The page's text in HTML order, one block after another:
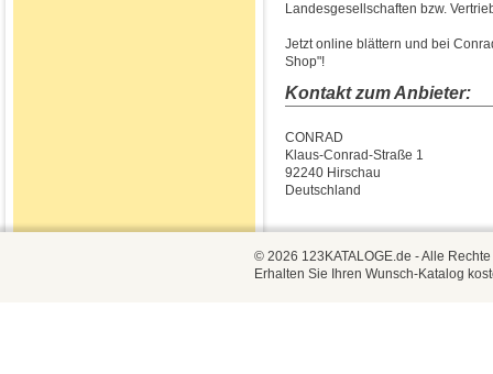
Landesgesellschaften bzw.
Jetzt online blättern und bei
Shop"!
Kontakt zum Anbieter:
CONRAD
Klaus-Conrad-Straße 1
92240 Hirschau
Deutschland
© 2026 123KATALOGE.de - Alle
Erhalten Sie Ihren Wunsch-Katalog